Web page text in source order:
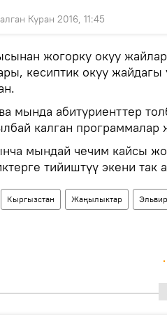
Куран 2016, 11:45
жогорку окуу
кесиптик окуу
мында абитуриенттер
калган
мындай чечим кайсы
тийиштүү экени так
Кыргызстан Жаңылыктар